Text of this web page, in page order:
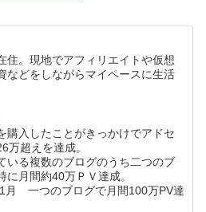
住。現地でアフィリエイトや仮想
などをしながらマイペースに生活
購入したことがきっかけでアドセ
万超えを達成。
いる複数のブログのうち二つのブ
に月間約40万ＰＶ達成。
1月 一つのブログで月間100万PV達